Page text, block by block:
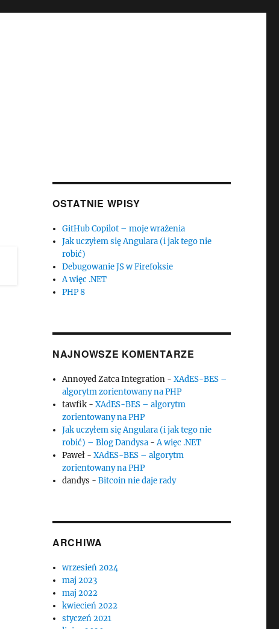
OSTATNIE WPISY
GitHub Copilot – moje wrażenia
Jak uczyłem się Angulara (i jak tego nie
robić)
Debugowanie JS w Firefoksie
A więc .NET
PHP 8
NAJNOWSZE KOMENTARZE
Annoyed Zatca Integration -XAdES-BES –
algorytm zorientowany na PHP
tawfik -XAdES-BES – algorytm
zorientowany na PHP
Jak uczyłem się Angulara (i jak tego nie
robić) – Blog Dandysa -A więc .NET
Paweł -XAdES-BES – algorytm
zorientowany na PHP
dandys -Bitcoin nie daje rady
ARCHIWA
wrzesień 2024
maj 2023
maj 2022
kwiecień 2022
styczeń 2021